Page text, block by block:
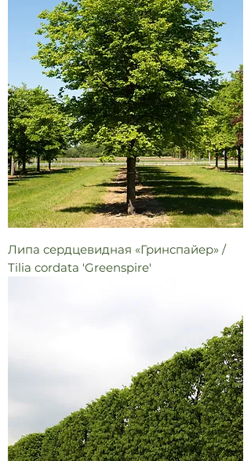
Липа сердцевидная «Гринспайер» /
Tilia cordata 'Greenspire'